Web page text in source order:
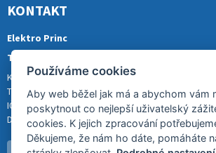
KONTAKT
Elektro Princ
Tomáš Princ
Krkonošská 290, 46841 TANVALD
Tel.: 773 880 988
IČ: 01153731
DIČ: CZ8007202522
Používáme cookies
Aby web běžel jak má a abychom vám
poskytnout co nejlepší uživatelský
cookies. K jejich zpracování
Děkujeme, že nám ho dáte, pomáháte